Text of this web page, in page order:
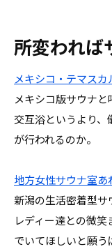
所変われば
メキシコ・テマス
メキシコ版サウナ
交互浴というより
が行われるのか。
地方女性サウナ室あ
新潟の生活密着型
レディー達との微
でいてほしいと願う